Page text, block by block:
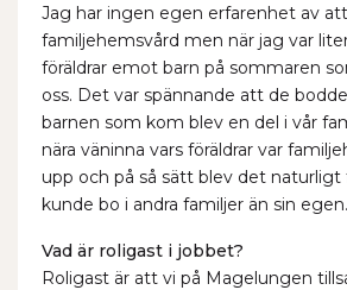
Jag har ingen egen erfarenhet av
familjehemsvård men när jag var
föräldrar emot barn på sommaren
oss. Det var spännande att de
barnen som kom blev en del i vår
nära väninna vars föräldrar var
upp och på så sätt blev det
kunde bo i andra familjer än sin egen.
Vad är roligast i jobbet?
Roligast är att vi på Magelungen